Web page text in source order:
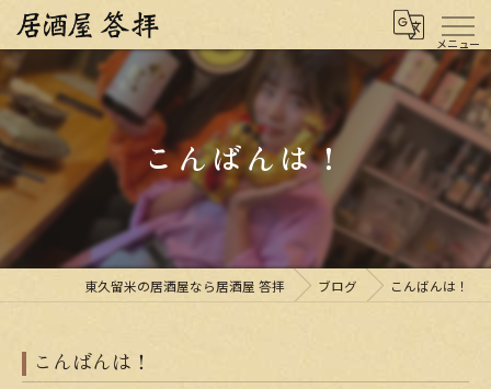
こんばんは！
東久留米の居酒屋なら居酒屋 答拝 ブログ こんばんは！
こんばんは！